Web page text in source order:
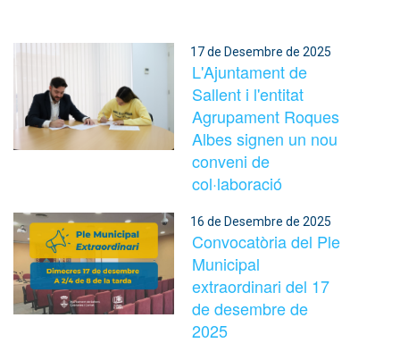
17 de Desembre de 2025
L'Ajuntament de
Sallent i l'entitat
Agrupament Roques
Albes signen un nou
conveni de
col·laboració
16 de Desembre de 2025
Convocatòria del Ple
Municipal
extraordinari del 17
de desembre de
2025